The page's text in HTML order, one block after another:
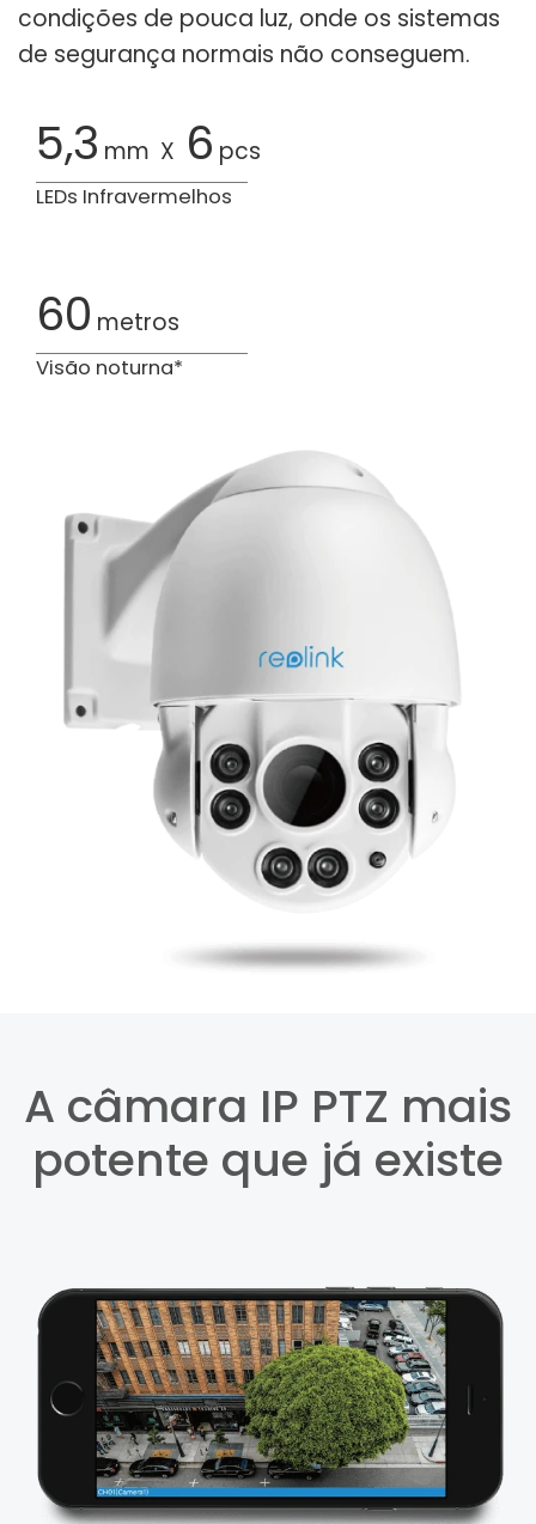
condições de pouca luz, onde os sistemas
de segurança normais não conseguem.
5,3 mm X 6 pcs
LEDs Infravermelhos
60 metros
Visão noturna*
A câmara IP PTZ mais
potente que já existe